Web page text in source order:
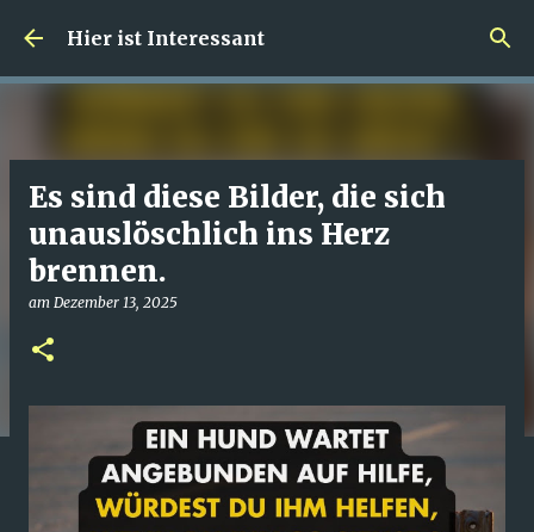
Direkt zum Hauptbereich
Hier ist Interessant
Es sind diese Bilder, die sich
unauslöschlich ins Herz
brennen.
am Dezember 13, 2025